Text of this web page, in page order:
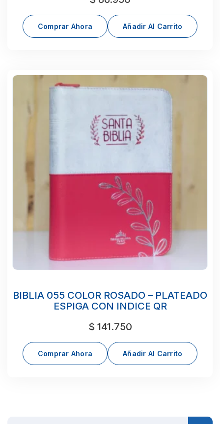
Comprar Ahora Añadir Al Carrito
BIBLIA 055 COLOR ROSADO – PLATEADO
ESPIGA CON INDICE QR
$ 141.750
Comprar Ahora Añadir Al Carrito